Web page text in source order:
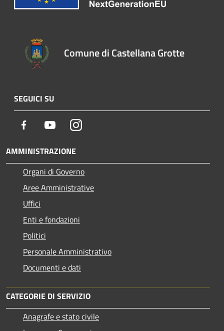
Comune di Castellana Grotte
SEGUICI SU
Facebook YoutubeInstagram
AMMINISTRAZIONE
Organi di Governo
Aree Amministrative
Uffici
Enti e fondazioni
Politici
Personale Amministrativo
Documenti e dati
CATEGORIE DI SERVIZIO
Anagrafe e stato civile